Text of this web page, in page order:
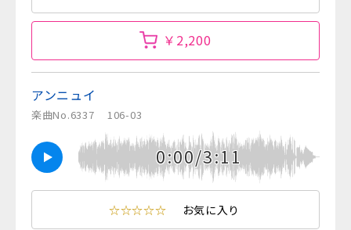
￥2,200
アンニュイ
楽曲No.6337 106-03
0:00/3:11
☆☆☆☆☆ お気に入り